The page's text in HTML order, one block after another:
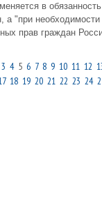
в обязанность
а "при необходимости
прав граждан
3 45 6 7 8 9 10 11 12
18 19 20 21 22 23 24